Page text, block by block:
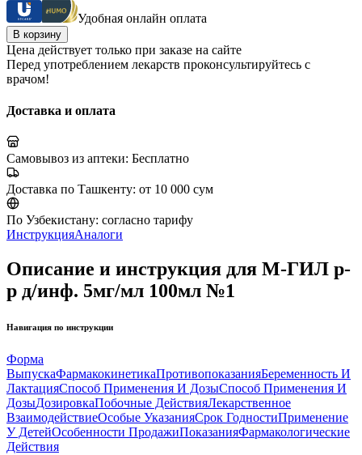
Удобная онлайн оплата
В корзину
Цена действует только при заказе на сайте
Перед употреблением лекарств проконсультируйтесь с
врачом!
Доставка и оплата
Самовывоз из аптеки: Бесплатно
Доставка по Ташкенту: от 10 000 сум
По Узбекистану: согласно тарифу
ИнструкцияАналоги
Описание и инструкция для М-ГИЛ р-
р д/инф. 5мг/мл 100мл №1
Навигация по инструкции
Форма
ВыпускаФармакокинетикаПротивопоказанияБеременность И
ЛактацияСпособ Применения И ДозыСпособ Применения И
ДозыДозировкаПобочные ДействияЛекарственное
ВзаимодействиеОсобые УказанияСрок ГодностиПрименение
У ДетейОсобенности ПродажиПоказанияФармакологические
Действия